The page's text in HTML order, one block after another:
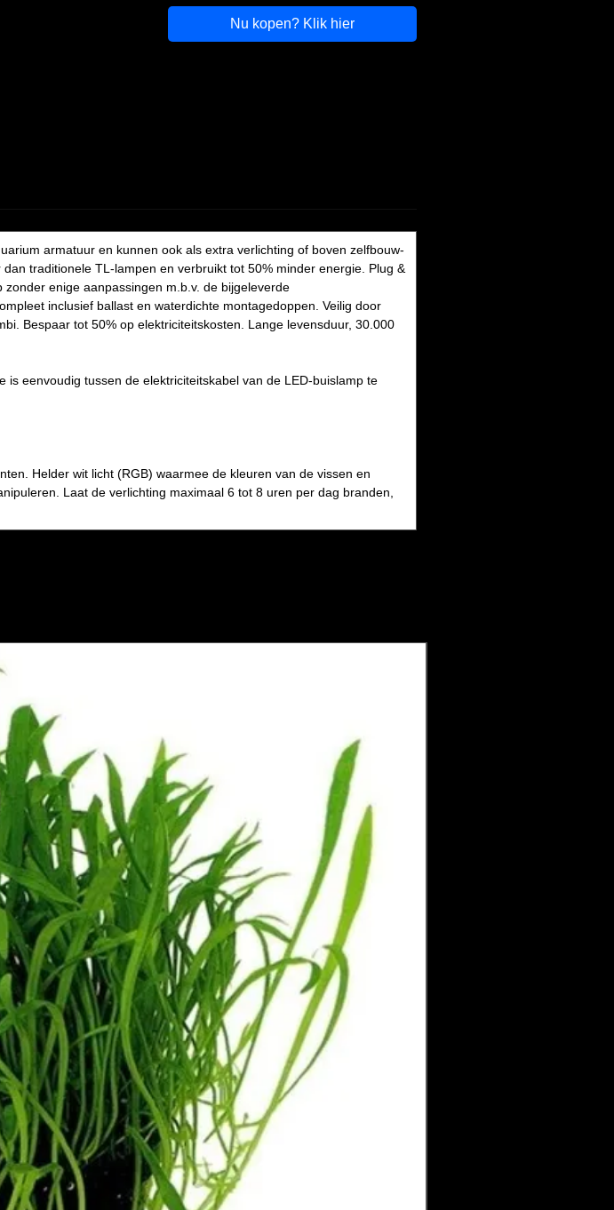
Nu kopen? Klik hier
armatuur en kunnen ook als extra verlichting of boven zelfbouw-
traditionele TL-lampen en verbruikt tot 50% minder energie. Plug &
enige aanpassingen m.b.v. de bijgeleverde
inclusief ballast en waterdichte montagedoppen. Veilig door
Bespaar tot 50% op elektriciteitskosten. Lange levensduur, 30.000
is eenvoudig tussen de elektriciteitskabel van de LED-buislamp te
Helder wit licht (RGB) waarmee de kleuren van de vissen en
Laat de verlichting maximaal 6 tot 8 uren per dag branden,